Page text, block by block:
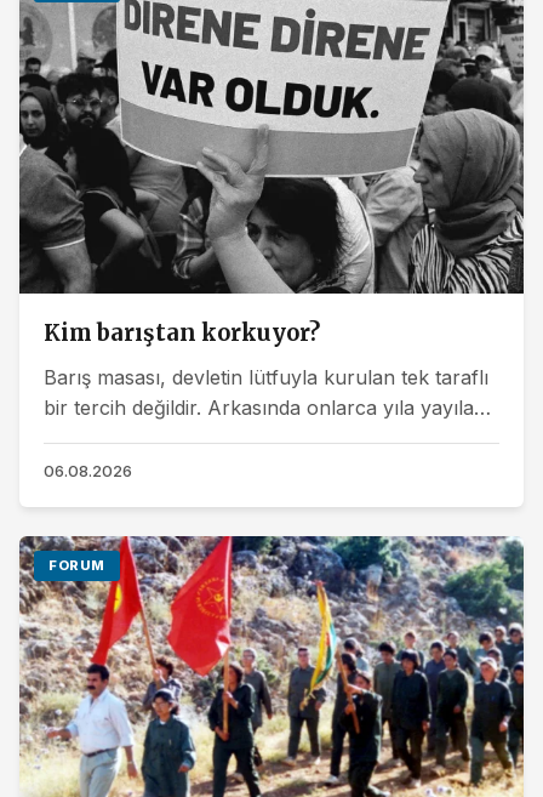
Kim barıştan korkuyor?
Barış masası, devletin lütfuyla kurulan tek taraflı
bir tercih değildir. Arkasında onlarca yıla yayılan
siyasal mücadele, toplumsal direnç,...
06.08.2026
FORUM